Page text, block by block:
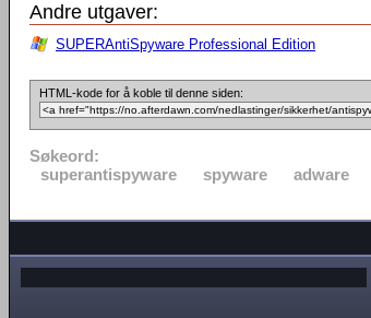
Andre utgaver:
SUPERAntiSpyware Professional Edition
HTML-kode for å koble til denne siden:
Søkeord:
superantispyware
spyware adware